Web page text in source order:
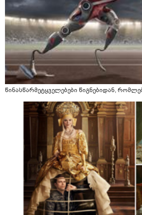
წინასწარმეტყველებები წიგნებიდან,